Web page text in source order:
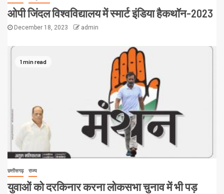
ओपी जिंदल विश्वविद्यालय में स्मार्ट इंडिया हैकथॉन-2023
December 18, 2023 admin
1 min read
छत्तीसगढ़ राज्य
युवाओं को दरकिनार करना लोकसभा चुनाव में भी पड़